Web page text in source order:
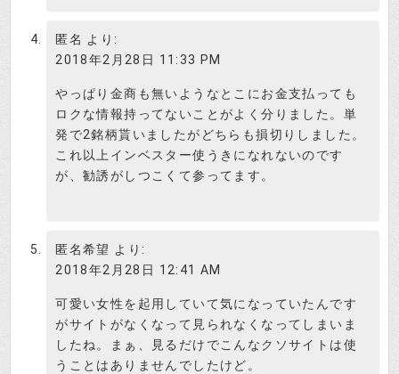
検証さつき
あら～、そんなに早く辞めちゃうん
なんて結構ブラック企業なんじゃな
いの？
匿名 より:
2018年2月28日 11:33 PM
やっぱり金商も無いようなとこにお金支払っても
ロクな情報持ってないことがよく分りました。単
発で2銘柄貰いましたがどちらも損切りしました。
これ以上インベスター使うきになれないのです
が、勧誘がしつこくて参ってます。
匿名希望 より:
2018年2月28日 12:41 AM
可愛い女性を起用していて気になっていたんです
がサイトがなくなって見られなくなってしまいま
したね。まぁ、見るだけでこんなクソサイトは使
うことはありませんでしたけど。